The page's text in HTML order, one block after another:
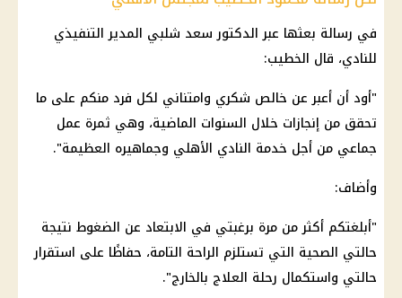
في رسالة بعثها عبر الدكتور سعد شلبي المدير التنفيذي
للنادي، قال الخطيب:
"أود أن أعبر عن خالص شكري وامتناني لكل فرد منكم على ما
تحقق من إنجازات خلال السنوات الماضية، وهي ثمرة عمل
جماعي من أجل خدمة النادي الأهلي وجماهيره العظيمة".
وأضاف:
"أبلغتكم أكثر من مرة برغبتي في الابتعاد عن الضغوط نتيجة
حالتي الصحية التي تستلزم الراحة التامة، حفاظًا على استقرار
حالتي واستكمال رحلة العلاج بالخارج".